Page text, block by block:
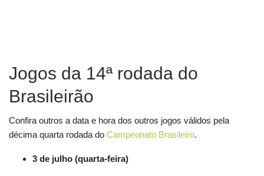
Jogos da 14ª rodada do
Brasileirão
Confira outros a data e hora dos outros jogos válidos pela
décima quarta rodada do Campeonato Brasileiro.
3 de julho (quarta-feira)